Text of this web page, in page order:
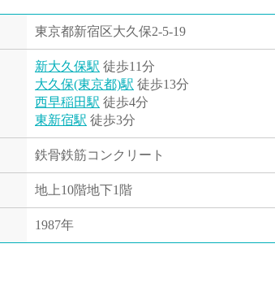
東京都新宿区大久保2-5-19
新大久保駅 徒歩11分
大久保(東京都)駅 徒歩13分
西早稲田駅 徒歩4分
東新宿駅 徒歩3分
鉄骨鉄筋コンクリート
地上10階地下1階
1987年